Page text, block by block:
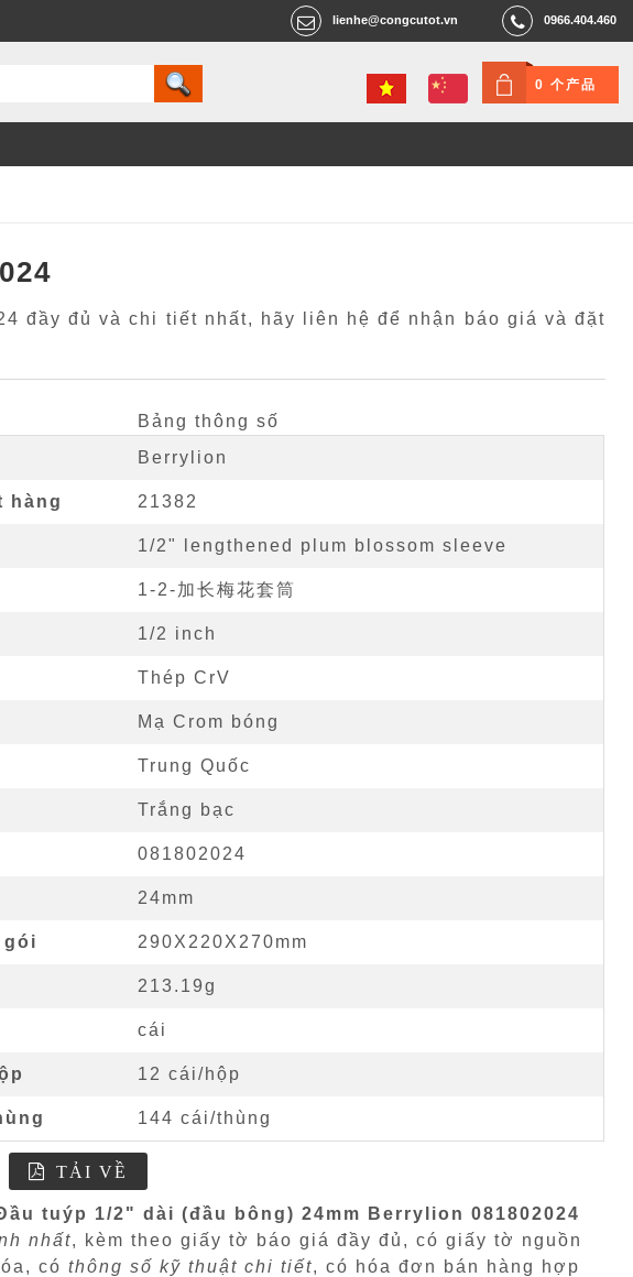
0966.404.460
lienhe@congcutot.vn
0 个产品
đầy đủ và chi tiết nhất, hãy liên hệ để nhận báo giá và đặt
Bảng thông số
Berrylion
hàng 21382
1/2" lengthened plum blossom sleeve
1-2-加长梅花套筒
1/2 inch
Thép CrV
Mạ Crom bóng
Trung Quốc
Trắng bạc
081802024
24mm
290X220X270mm
213.19g
cái
12 cái/hộp
144 cái/thùng
TẢI VỀ
tuýp 1/2" dài (đầu bông) 24mm Berrylion 081802024
nhất, kèm theo giấy tờ báo giá đầy đủ, có giấy tờ nguồn
cóthông số kỹ thuật chi tiết, có hóa đơn bán hàng hợp